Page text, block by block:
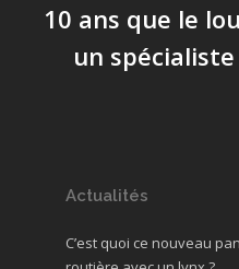
10 ans que le
un
Actualités
C’est quoi ce nouveau